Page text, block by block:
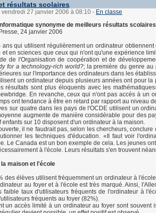
résultats scolaires
vendredi 27 janvier 2006 à 08:10 - En classe
synonyme de meilleurs résultats scolaires
24 janvier 2006
ans qui utilisent régulièrement un ordinateur
et en sciences que ceux qui n'ont qu'une expérience
de l'Organisation de coopération et de
for a technology-rich world?; la première du genre au
sur l'importance des ordinateurs dans les
un ordinateur depuis plusieurs années ont pour
résultats sont plus éloquents avec les
En revanche, ceux qui n'ont pas accès à un
ont tendance à être en retard par rapport au niveau
sur quatre dans les pays de l'OCDE utilisent un
augmente de manière considérable pour des
enfants sur 10 disposent d'un ordinateur à la maison.
il ne faudrait pas, selon les chercheurs,
les techniques d'éducation. «Il faut voir
Le Canada est un bon exemple de cela. Les jeunes
à l'école. Leurs résultats s'en trouvent
maison et l'école
des élèves utilisent fréquemment un ordinateur à
au foyer et à l'école est très marqué. Ainsi,
faible taux d'utilisateurs fréquents de l'ordinateur à
fréquents au foyer (82%).
un accès limité à un ordinateur au foyer sont souvent